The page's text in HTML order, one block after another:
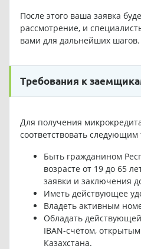
После этого ваша заявка
рассмотрение, и
вами для дальнейших шагов.
Требования к
Для получения
соответствовать
Быть гражданином
возрасте от 19 до 65
заявки и заключения
Иметь действующее
Владеть активным
Обладать
IBAN-счётом,
Казахстана.